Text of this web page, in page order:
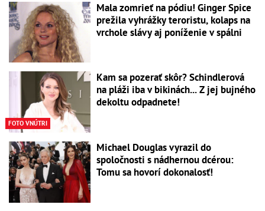
Mala zomrieť na pódiu! Ginger Spice
prežila vyhrážky teroristu, kolaps na
vrchole slávy aj poníženie v spálni
FOTO VNÚTRI
Kam sa pozerať skôr? Schindlerová
na pláži iba v bikinách... Z jej bujného
dekoltu odpadnete!
Michael Douglas vyrazil do
spoločnosti s nádhernou dcérou:
Tomu sa hovorí dokonalosť!